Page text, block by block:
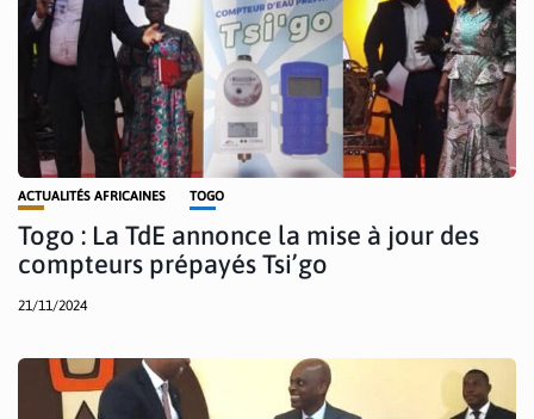
ACTUALITÉS AFRICAINES TOGO
Togo : La TdE annonce la mise à jour des
compteurs prépayés Tsi’go
21/11/2024